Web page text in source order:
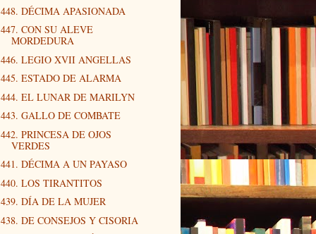
448. DÉCIMA APASIONADA
447. CON SU ALEVE
MORDEDURA
446. LEGIO XVII ANGELLAS
445. ESTADO DE ALARMA
444. EL LUNAR DE MARILYN
443. GALLO DE COMBATE
442. PRINCESA DE OJOS
VERDES
441. DÉCIMA A UN PAYASO
440. LOS TIRANTITOS
439. DÍA DE LA MUJER
438. DE CONSEJOS Y CISORIA